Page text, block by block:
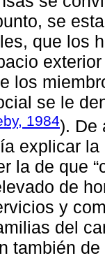
se
que los
los
se le
1984). De
explicar
la de que
de
y
del
también